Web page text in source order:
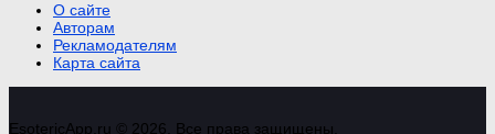
О сайте
Авторам
Рекламодателям
Карта сайта
EsotericApp.ru © 2026. Все права защищены.